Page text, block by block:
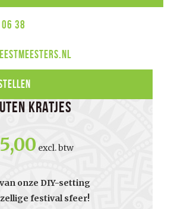
38
kratjes
excl. btw
onze DIY-setting
festival sfeer!